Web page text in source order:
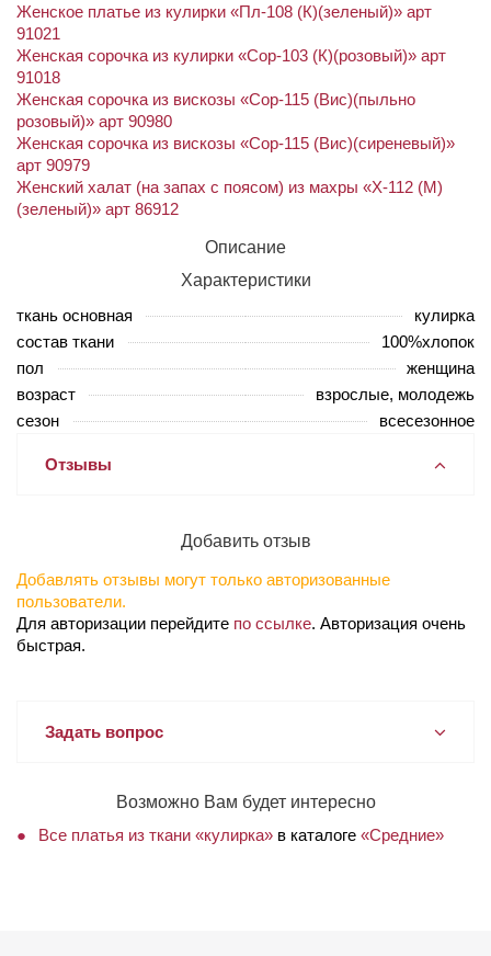
Женское платье из кулирки «Пл-108 (К)(зеленый)» арт
91021
Женская сорочка из кулирки «Сор-103 (К)(розовый)» арт
91018
Женская сорочка из вискозы «Сор-115 (Вис)(пыльно
розовый)» арт 90980
Женская сорочка из вискозы «Сор-115 (Вис)(сиреневый)»
арт 90979
Женский халат (на запах с поясом) из махры «Х-112 (М)
(зеленый)» арт 86912
Описание
Характеристики
ткань основная
кулирка
состав ткани
100%хлопок
пол
женщина
возраст
взрослые, молодежь
сезон
всесезонное
Отзывы
Добавить отзыв
Добавлять отзывы могут только авторизованные
пользователи.
Для авторизации перейдите по ссылке. Авторизация очень
быстрая.
Задать вопрос
Возможно Вам будет интересно
Все платья из ткани «кулирка» в каталоге «Средние»